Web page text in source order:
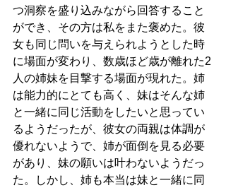
つ洞察を盛り込みながら回答すること
ができ、その方は私をまた褒めた。彼
女も同じ問いを与えられようとした時
に場面が変わり、数歳ほど歳が離れた2
人の姉妹を目撃する場面が現れた。姉
は能力的にとても高く、妹はそんな姉
と一緒に同じ活動をしたいと思ってい
るようだったが、彼女の両親は体調が
優れないようで、姉が面倒を見る必要
があり、妹の願いは叶わないようだっ
た。しかし、姉も本当は妹と一緒に同